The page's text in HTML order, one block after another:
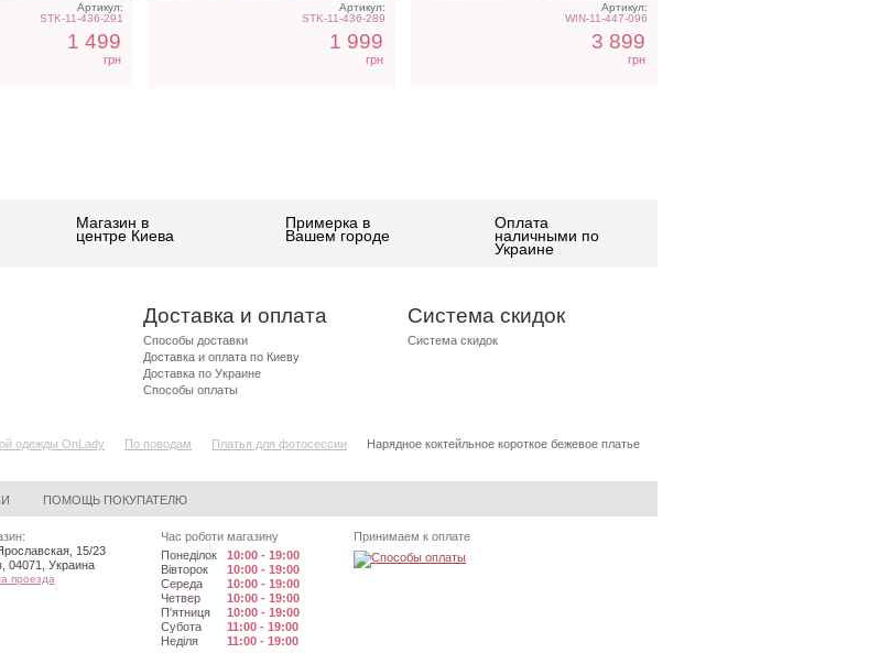
Артикул:
STK-11-436-291
1 499
грн
Артикул:
STK-11-436-289
1 999
грн
Артикул:
WIN-11-447-096
3 899
грн
Магазин в
центре Киева
Примерка в
Вашем городе
Оплата
наличными по
Украине
Доставка и оплата
Способы доставки
Доставка и оплата по Киеву
Доставка по Украине
Способы оплаты
Система скидок
Система скидок
одежды OnLady По поводам Платья для фотосессии Нарядное коктейльное короткое бежевое платье
ПОМОЩЬ ПОКУПАТЕЛЮ
15/23
04071 Украина
проезда
Час роботи магазину
Понеділок
10:00 - 19:00
Вівторок
10:00 - 19:00
Середа
10:00 - 19:00
Четвер
10:00 - 19:00
П'ятниця
10:00 - 19:00
Субота
11:00 - 19:00
Неділя
11:00 - 19:00
Принимаем к оплате